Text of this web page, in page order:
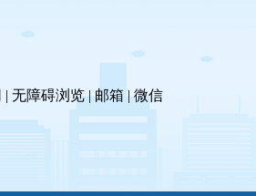
| 无障碍浏览|邮箱 |微信